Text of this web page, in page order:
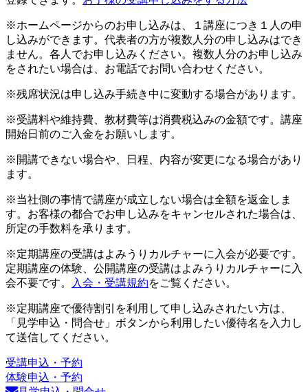
※ホームページからのお申し込みは、１講座につき１人の申
し込みができます。代表者の方が複数人分の申し込みはでき
ません。各人でお申し込みください。複数人分のお申し込み
をされたい場合は、お電話でお問い合わせください。
※残席状況は申し込み手続き中に変動する場合があります。
※受講料や維持費、教材費等は消費税込みの金額です。講座
開始日前のご入金をお願いします。
※開講できない場合や、日程、内容が変更になる場合があり
ます。
※当社側の事情で講座が成立しない場合は全額を返金しま
す。お客様の都合でお申し込みをキャンセルされた場合は、
所定の手数料を承ります。
※定期講座の受講はよみうりカルチャーに入会が必要です。
定期講座の体験、公開講座の受講はよみうりカルチャーに入
会不要です。
入会・受講規約をご覧ください。
※定期講座で優待割引を利用して申し込みされたい方は、
「見学申込・問合せ」ボタンから利用したい優待名を入力し
て送信してください。
受講申込・予約
体験申込・予約